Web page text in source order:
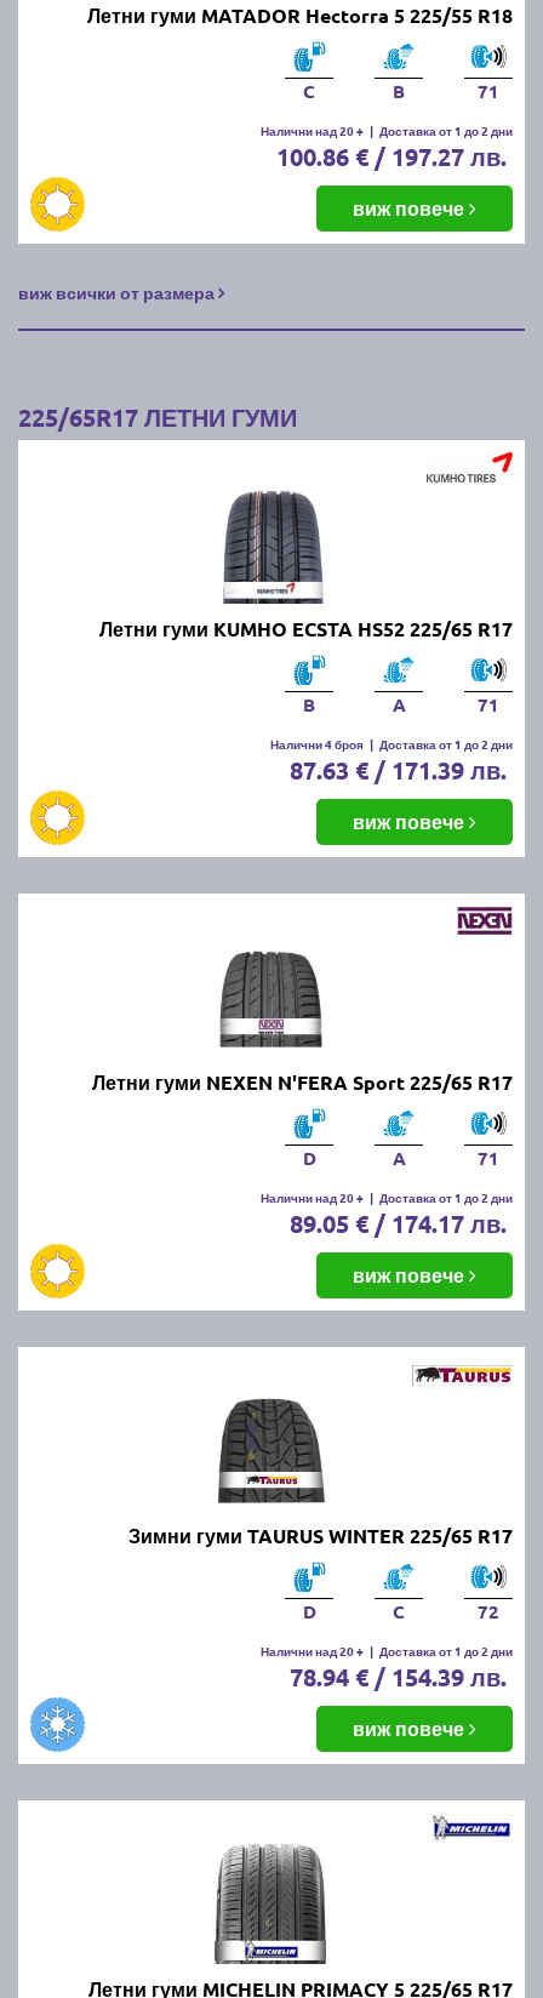
Летни гуми MATADOR Hectorra 5 225/55 R18
C B 71
Налични над 20 + | Доставка от 1 до 2 дни
100.86 € / 197.27 лв.
виж повече
виж всички от размера
225/65R17 ЛЕТНИ ГУМИ
Летни гуми KUMHO ECSTA HS52 225/65 R17
B A 71
Налични 4 броя | Доставка от 1 до 2 дни
87.63 € / 171.39 лв.
виж повече
Летни гуми NEXEN N'FERA Sport 225/65 R17
D A 71
Налични над 20 + | Доставка от 1 до 2 дни
89.05 € / 174.17 лв.
виж повече
Зимни гуми TAURUS WINTER 225/65 R17
D C 72
Налични над 20 + | Доставка от 1 до 2 дни
78.94 € / 154.39 лв.
виж повече
Летни гуми MICHELIN PRIMACY 5 225/65 R17